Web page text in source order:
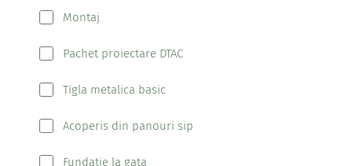
Montaj
Pachet proiectare DTAC
Tigla metalica basic
Acoperis din panouri sip
Fundatie la gata